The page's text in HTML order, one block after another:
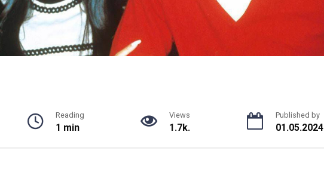
Reading
1 min
Views
1.7k.
Published by
01.05.2024